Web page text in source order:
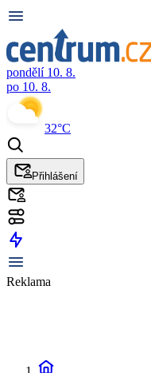
pondělí 10. 8.
po 10. 8.
32°C
Přihlášení
Reklama